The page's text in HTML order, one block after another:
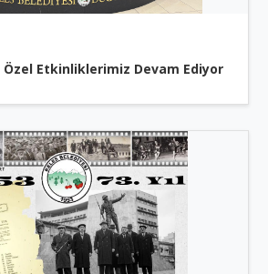
Özel Etkinliklerimiz Devam Ediyor